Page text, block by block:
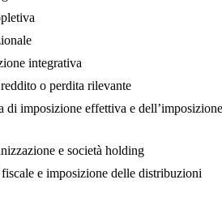
integrativa
o perdita rilevante
di imposizione effettiva e dell’imposizione
e società holding
e imposizione delle distribuzioni